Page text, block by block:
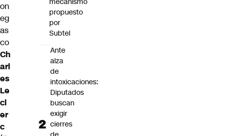
on
eg
as
co
Ch
arl
es
Le
cl
er
c
propuesto
por
Subtel
Ante
alza
de
intoxicaciones:
Diputados
buscan
exigir
cierres